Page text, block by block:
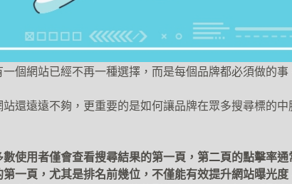
個網站已經不再一種選擇，而是每個品牌都必須做的事
還遠遠不夠，更重要的是如何讓品牌在眾多搜尋標的中
使用者僅會查看搜尋結果的第一頁，第二頁的點擊率
第一頁，尤其是排名前幾位，不僅能有效提升網站曝光